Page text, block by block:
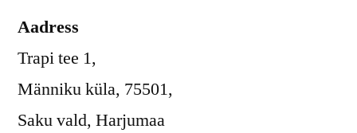
Aadress
Trapi tee 1,
Männiku küla, 75501,
Saku vald, Harjumaa